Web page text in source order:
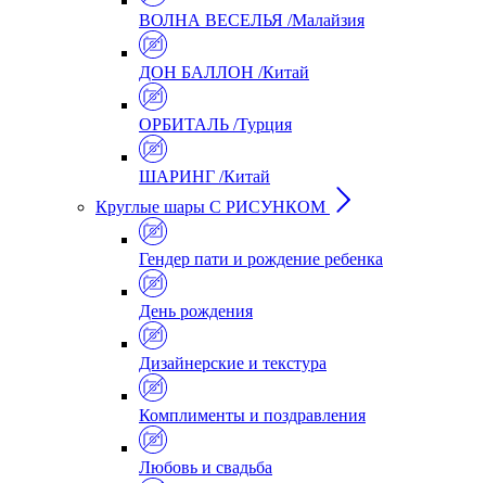
ВОЛНА ВЕСЕЛЬЯ /Малайзия
ДОН БАЛЛОН /Китай
ОРБИТАЛЬ /Турция
ШАРИНГ /Китай
Круглые шары С РИСУНКОМ
Гендер пати и рождение ребенка
День рождения
Дизайнерские и текстура
Комплименты и поздравления
Любовь и свадьба